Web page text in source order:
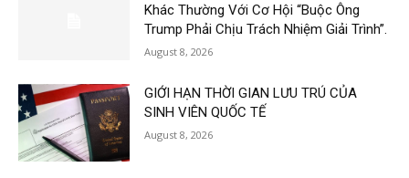
Khác Thường Với Cơ Hội “Buộc Ông
Trump Phải Chịu Trách Nhiệm Giải Trình”.
August 8, 2026
GIỚI HẠN THỜI GIAN LƯU TRÚ CỦA
SINH VIÊN QUỐC TẾ
August 8, 2026